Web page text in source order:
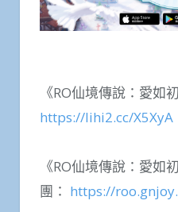
《RO仙境傳說：愛如
https://lihi2.cc/X5XyA
《RO仙境傳說：愛如
團： https://